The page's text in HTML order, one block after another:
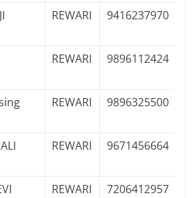
REWARI 9416237970
REWARI 9896112424
REWARI 9896325500
REWARI 9671456664
REWARI 7206412957